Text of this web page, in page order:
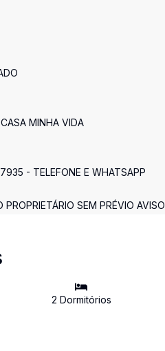
MINHA VIDA
- TELEFONE E WHATSAPP
SEM PRÉVIO AVISO
2 Dormitórios